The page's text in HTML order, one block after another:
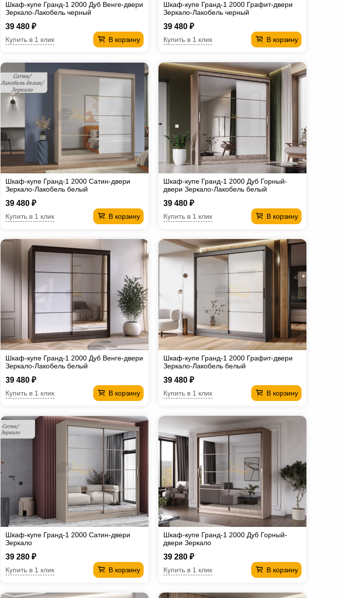
Шкаф-купе Гранд-1 2000 Дуб Венге-двери
Зеркало-Лакобель черный
39 480 ₽
В корзину
Купить в 1 клик
Шкаф-купе Гранд-1 2000 Графит-двери
Зеркало-Лакобель черный
39 480 ₽
В корзину
Купить в 1 клик
Шкаф-купе Гранд-1 2000 Сатин-двери
Зеркало-Лакобель белый
39 480 ₽
В корзину
Купить в 1 клик
Шкаф-купе Гранд-1 2000 Дуб Горный-
двери Зеркало-Лакобель белый
39 480 ₽
В корзину
Купить в 1 клик
Шкаф-купе Гранд-1 2000 Дуб Венге-двери
Зеркало-Лакобель белый
39 480 ₽
В корзину
Купить в 1 клик
Шкаф-купе Гранд-1 2000 Графит-двери
Зеркало-Лакобель белый
39 480 ₽
В корзину
Купить в 1 клик
Шкаф-купе Гранд-1 2000 Сатин-двери
Зеркало
39 280 ₽
В корзину
Купить в 1 клик
Шкаф-купе Гранд-1 2000 Дуб Горный-
двери Зеркало
39 280 ₽
В корзину
Купить в 1 клик